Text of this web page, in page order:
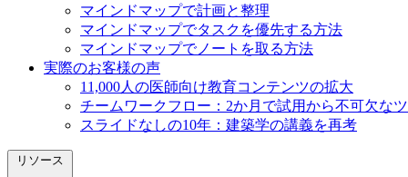
マインドマップで計画と整理
マインドマップでタスクを優先する方法
マインドマップでノートを取る方法
実際のお客様の声
11,000人の医師向け教育コンテンツの拡大
チームワークフロー：2か月で試用から不可欠な
スライドなしの10年：建築学の講義を再考
リソース